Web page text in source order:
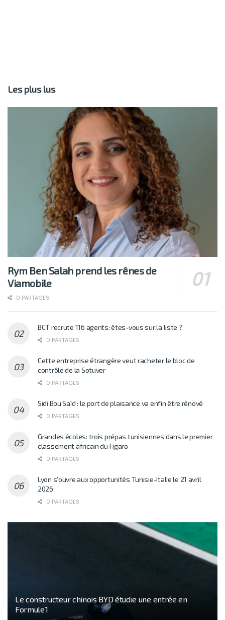
Les plus lus
Rym Ben Salah prend les rênes de
Viamobile
0 PARTAGES
BCT recrute 116 agents: êtes-vous sur la liste ?
0 PARTAGES
Cette entreprise étrangère veut racheter le bloc de
contrôle de la Sotuver
0 PARTAGES
Sidi Bou Saïd : le port de plaisance va enfin être rénové
0 PARTAGES
Grandes écoles: trois prépas tunisiennes dans le premier
classement africain du Figaro
0 PARTAGES
Lyon s’ouvre aux opportunités Tunisie-Italie le 21 avril
2026
0 PARTAGES
Le constructeur chinois BYD étudie une entrée en
Formule 1